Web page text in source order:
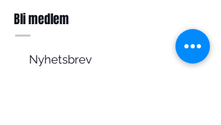
Bli medlem
Nyhetsbrev